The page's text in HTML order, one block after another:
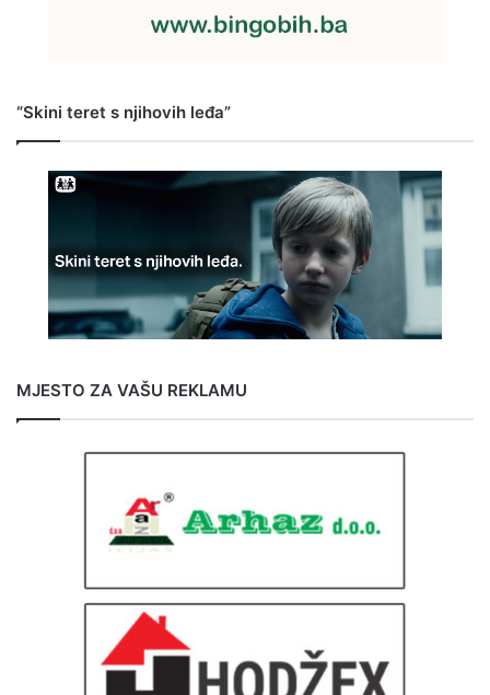
“Skini teret s njihovih leđa”
MJESTO ZA VAŠU REKLAMU